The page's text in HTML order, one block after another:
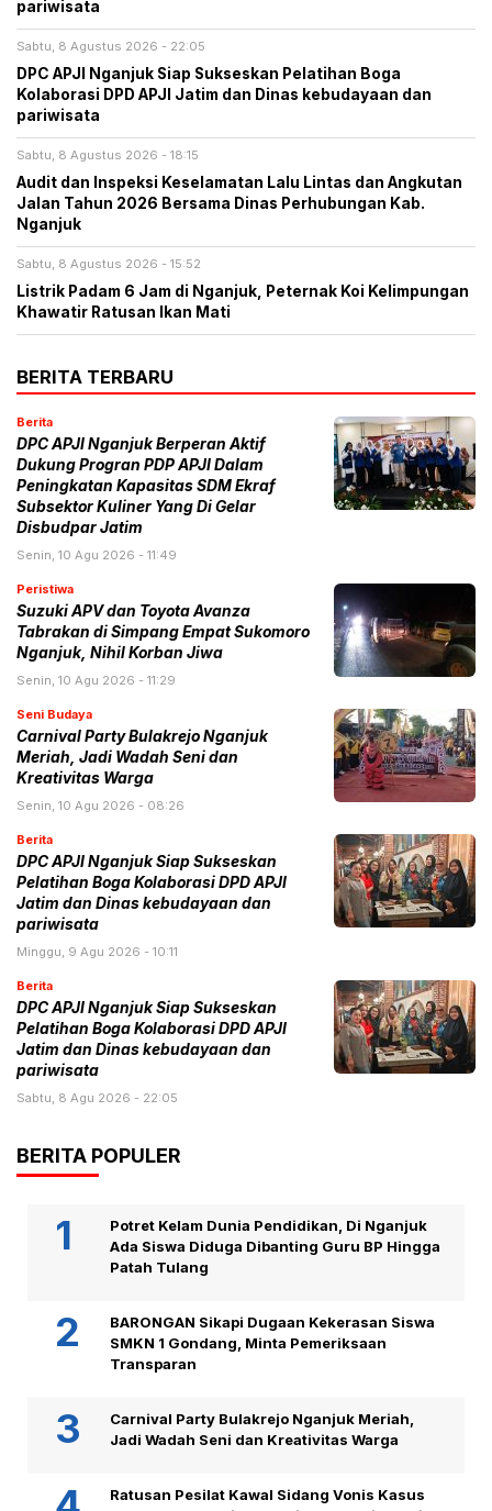
pariwisata
Sabtu, 8 Agustus 2026 - 22:05
DPC APJI Nganjuk Siap Sukseskan Pelatihan Boga
Kolaborasi DPD APJI Jatim dan Dinas kebudayaan dan
pariwisata
Sabtu, 8 Agustus 2026 - 18:15
Audit dan Inspeksi Keselamatan Lalu Lintas dan Angkutan
Jalan Tahun 2026 Bersama Dinas Perhubungan Kab.
Nganjuk
Sabtu, 8 Agustus 2026 - 15:52
Listrik Padam 6 Jam di Nganjuk, Peternak Koi Kelimpungan
Khawatir Ratusan Ikan Mati
BERITA TERBARU
Berita
DPC APJI Nganjuk Berperan Aktif
Dukung Progran PDP APJI Dalam
Peningkatan Kapasitas SDM Ekraf
Subsektor Kuliner Yang Di Gelar
Disbudpar Jatim
Senin, 10 Agu 2026 - 11:49
Peristiwa
Suzuki APV dan Toyota Avanza
Tabrakan di Simpang Empat Sukomoro
Nganjuk, Nihil Korban Jiwa
Senin, 10 Agu 2026 - 11:29
Seni Budaya
Carnival Party Bulakrejo Nganjuk
Meriah, Jadi Wadah Seni dan
Kreativitas Warga
Senin, 10 Agu 2026 - 08:26
Berita
DPC APJI Nganjuk Siap Sukseskan
Pelatihan Boga Kolaborasi DPD APJI
Jatim dan Dinas kebudayaan dan
pariwisata
Minggu, 9 Agu 2026 - 10:11
Berita
DPC APJI Nganjuk Siap Sukseskan
Pelatihan Boga Kolaborasi DPD APJI
Jatim dan Dinas kebudayaan dan
pariwisata
Sabtu, 8 Agu 2026 - 22:05
BERITA POPULER
Potret Kelam Dunia Pendidikan, Di Nganjuk
Ada Siswa Diduga Dibanting Guru BP Hingga
Patah Tulang
BARONGAN Sikapi Dugaan Kekerasan Siswa
SMKN 1 Gondang, Minta Pemeriksaan
Transparan
Carnival Party Bulakrejo Nganjuk Meriah,
Jadi Wadah Seni dan Kreativitas Warga
Ratusan Pesilat Kawal Sidang Vonis Kasus